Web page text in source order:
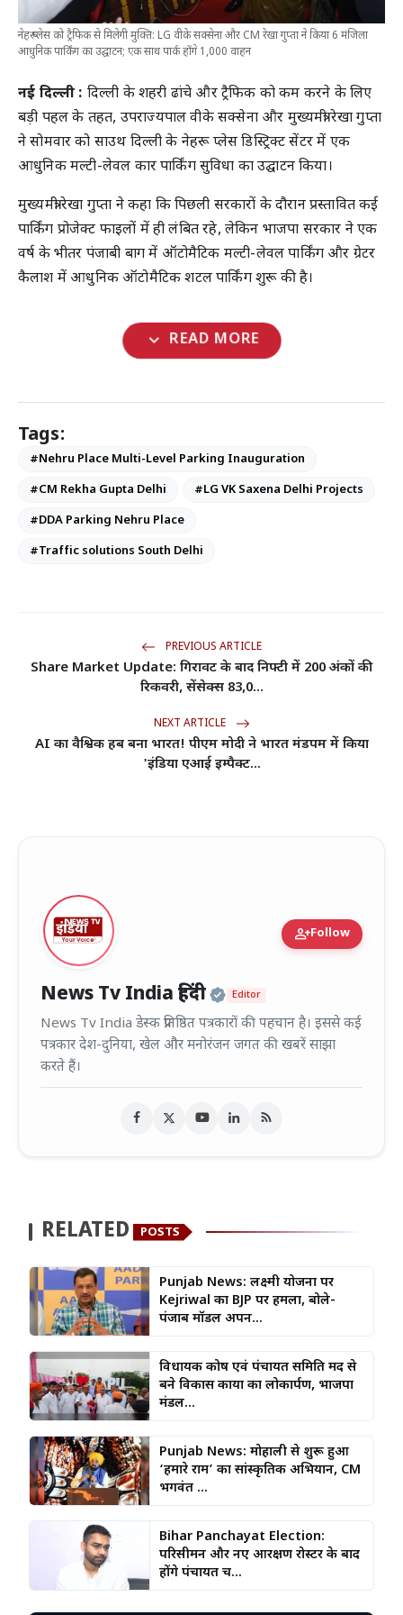
नेहरू प्लेस को ट्रैफिक से मिलेगी मुक्ति: LG वीके सक्सेना और CM रेखा गुप्ता ने किया 6 मंजिला
आधुनिक पार्किंग का उद्घाटन; एक साथ पार्क होंगे 1,000 वाहन
नई दिल्ली : दिल्ली के शहरी ढांचे और ट्रैफिक को कम करने के लिए
बड़ी पहल के तहत, उपराज्यपाल वीके सक्सेना और मुख्यमंत्री रेखा गुप्ता
ने सोमवार को साउथ दिल्ली के नेहरू प्लेस डिस्ट्रिक्ट सेंटर में एक
आधुनिक मल्टी-लेवल कार पार्किंग सुविधा का उद्घाटन किया।
मुख्यमंत्री रेखा गुप्ता ने कहा कि पिछली सरकारों के दौरान प्रस्तावित कई
पार्किंग प्रोजेक्ट फाइलों में ही लंबित रहे, लेकिन भाजपा सरकार ने एक
वर्ष के भीतर पंजाबी बाग में ऑटोमैटिक मल्टी-लेवल पार्किंग और ग्रेटर
कैलाश में आधुनिक ऑटोमैटिक शटल पार्किंग शुरू की है।
expand_more READ MORE
Tags:
#Nehru Place Multi-Level Parking Inauguration
#CM Rekha Gupta Delhi
#LG VK Saxena Delhi Projects
#DDA Parking Nehru Place
#Traffic solutions South Delhi
PREVIOUS ARTICLE
Share Market Update: गिरावट के बाद निफ्टी में 200 अंकों की
रिकवरी, सेंसेक्स 83,0...
NEXT ARTICLE
AI का वैश्विक हब बना भारत! पीएम मोदी ने भारत मंडपम में किया
'इंडिया एआई इम्पैक्ट...
person_addFollow
News Tv India हिंदी Official | Verified
Editor
News Tv India डेस्क प्रतिष्ठित पत्रकारों की पहचान है। इससे कई
पत्रकार देश-दुनिया, खेल और मनोरंजन जगत की खबरें साझा
करते हैं।
RELATED POSTS
Punjab News: लक्ष्मी योजना पर
Kejriwal का BJP पर हमला, बोले-
पंजाब मॉडल अपन...
विधायक कोष एवं पंचायत समिति मद से
बने विकास कार्यों का लोकार्पण, भाजपा
मंडल...
Punjab News: मोहाली से शुरू हुआ
‘हमारे राम’ का सांस्कृतिक अभियान, CM
भगवंत ...
Bihar Panchayat Election:
परिसीमन और नए आरक्षण रोस्टर के बाद
होंगे पंचायत च...